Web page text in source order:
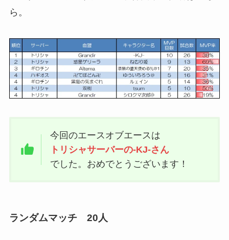
ら。
今回のエースオブエースは
トリシャサーバーの-KJ-さん
でした。おめでとうございます！
ランダムマッチ 20人